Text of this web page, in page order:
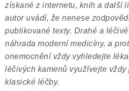
získané z internetu, knih a další
autor uvádí, že nenese
publikované texty. Drahé a
náhrada moderní medicíny, a
onemocnění vždy vyhledejte
léčivých kamenů využívejte
klasické léčby.